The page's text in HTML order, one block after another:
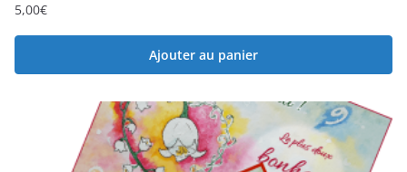
5,00€
Ajouter au panier